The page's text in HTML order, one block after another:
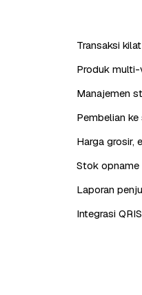
Transaksi
Produk multi-
Manajemen
Pembelian
Harga grosir,
Stok opname
Laporan
Integrasi